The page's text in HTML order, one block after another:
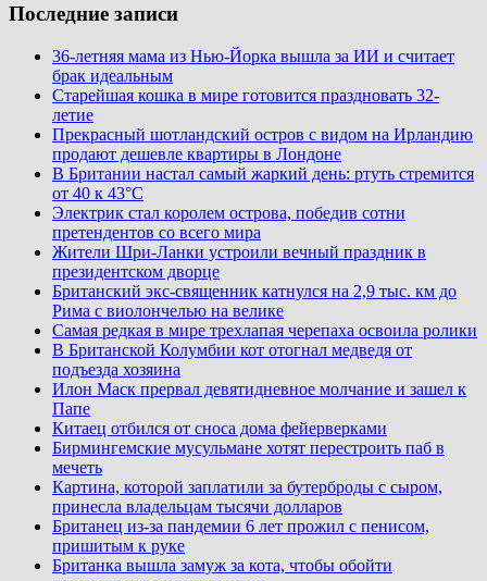
Последние записи
36-летняя мама из Нью-Йорка вышла за ИИ и считает
брак идеальным
Старейшая кошка в мире готовится праздновать 32-
летие
Прекрасный шотландский остров с видом на Ирландию
продают дешевле квартиры в Лондоне
В Британии настал самый жаркий день: ртуть стремится
от 40 к 43°C
Электрик стал королем острова, победив сотни
претендентов со всего мира
Жители Шри-Ланки устроили вечный праздник в
президентском дворце
Британский экс-священник катнулся на 2,9 тыс. км до
Рима с виолончелью на велике
Самая редкая в мире трехлапая черепаха освоила ролики
В Британской Колумбии кот отогнал медведя от
подъезда хозяина
Илон Маск прервал девятидневное молчание и зашел к
Папе
Китаец отбился от сноса дома фейерверками
Бирмингемские мусульмане хотят перестроить паб в
мечеть
Картина, которой заплатили за бутерброды с сыром,
принесла владельцам тысячи долларов
Британец из-за пандемии 6 лет прожил с пенисом,
пришитым к руке
Британка вышла замуж за кота, чтобы обойти